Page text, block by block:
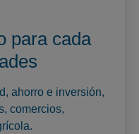
para cada
ahorro e inversión,
comercios,